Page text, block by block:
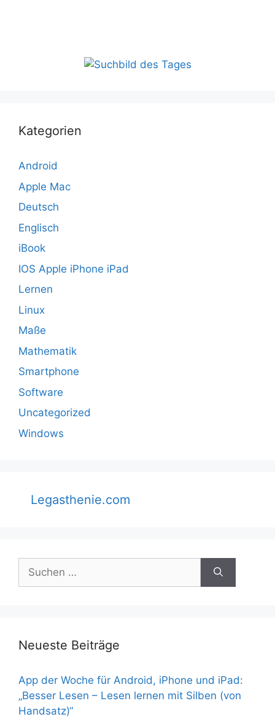
Kategorien
Android
Apple Mac
Deutsch
Englisch
iBook
IOS Apple iPhone iPad
Lernen
Linux
Maße
Mathematik
Smartphone
Software
Uncategorized
Windows
Legasthenie.com
nach:
Neueste Beiträge
App der Woche für Android, iPhone und iPad:
„Besser Lesen – Lesen lernen mit Silben (von
Handsatz)“